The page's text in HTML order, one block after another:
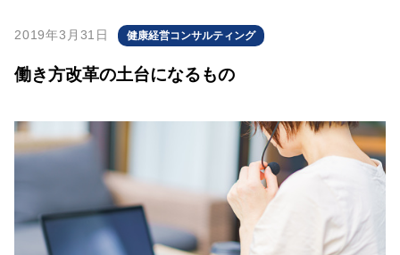
2019年3月31日 健康経営コンサルティング
働き方改革の土台になるもの